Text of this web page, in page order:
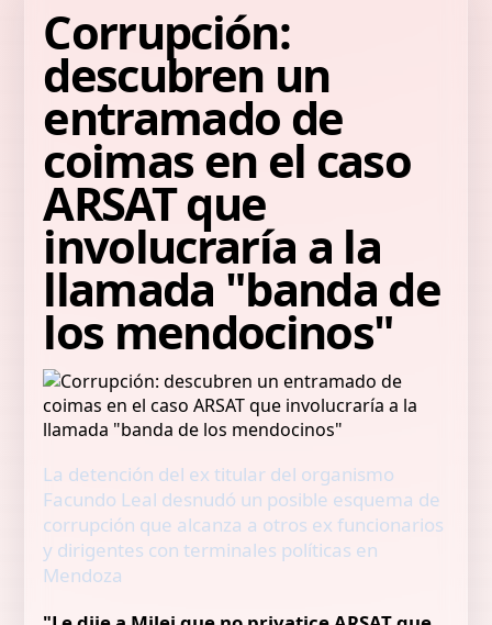
Corrupción:
descubren un
entramado de
coimas en el caso
ARSAT que
involucraría a la
llamada "banda de
los mendocinos"
La detención del ex titular del organismo
Facundo Leal desnudó un posible esquema de
corrupción que alcanza a otros ex funcionarios
y dirigentes con terminales políticas en
Mendoza